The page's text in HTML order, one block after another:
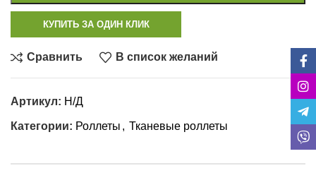
КУПИТЬ ЗА ОДИН КЛИК
Сравнить В список желаний
Артикул: Н/Д
Категории: Роллеты , Тканевые роллеты